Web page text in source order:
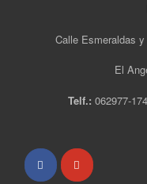
Calle Esmeraldas
El
Telf.: 062977-